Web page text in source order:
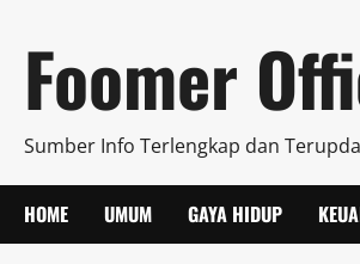
content
Foomer
Sumber Info Terlengkap dan
HOME UMUM GAYA HIDUP